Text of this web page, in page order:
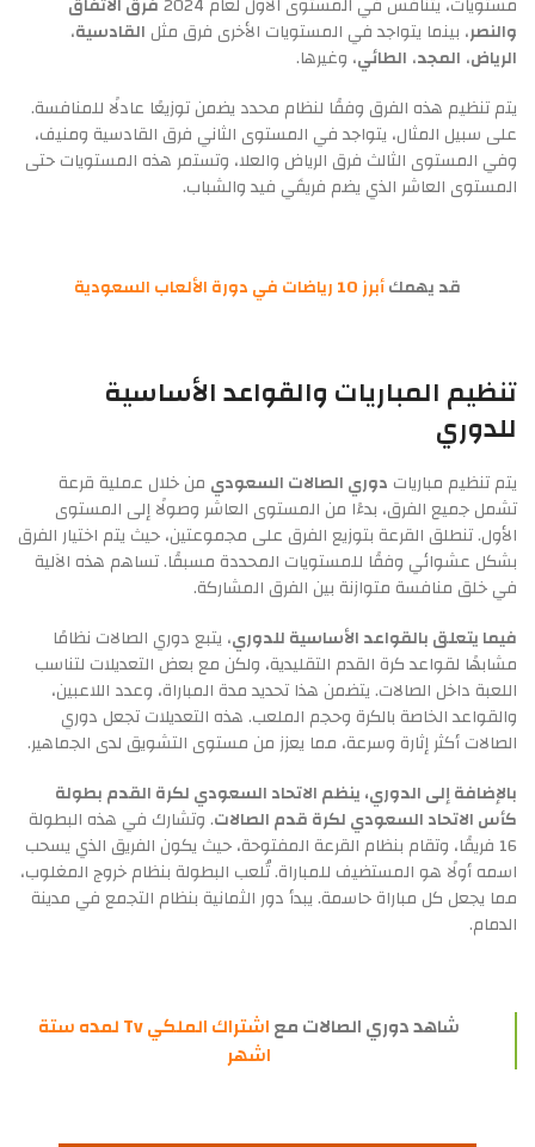
والنصر، بينما يتواجد في المستويات الأخرى فرق مثل القادسية،
الرياض، المجد، الطائي، وغيرها.
يتم تنظيم هذه الفرق وفقًا لنظام محدد يضمن توزيعًا عادلًا للمنافسة.
على سبيل المثال، يتواجد في المستوى الثاني فرق القادسية ومنيف،
وفي المستوى الثالث فرق الرياض والعلا، وتستمر هذه المستويات حتى
المستوى العاشر الذي يضم فريقَي فيد والشباب.
قد يهمكأبرز 10 رياضات في دورة الألعاب السعودية
تنظيم المباريات والقواعد الأساسية
للدوري
يتم تنظيم مباريات دوري الصالات السعودي من خلال عملية قرعة
تشمل جميع الفرق، بدءًا من المستوى العاشر وصولًا إلى المستوى
الأول. تنطلق القرعة بتوزيع الفرق على مجموعتين، حيث يتم اختيار الفرق
بشكل عشوائي وفقًا للمستويات المحددة مسبقًا. تساهم هذه الآلية
في خلق منافسة متوازنة بين الفرق المشاركة.
فيما يتعلق بالقواعد الأساسية للدوري، يتبع دوري الصالات نظامًا
مشابهًا لقواعد كرة القدم التقليدية، ولكن مع بعض التعديلات لتناسب
اللعبة داخل الصالات. يتضمن هذا تحديد مدة المباراة، وعدد اللاعبين،
والقواعد الخاصة بالكرة وحجم الملعب. هذه التعديلات تجعل دوري
الصالات أكثر إثارة وسرعة، مما يعزز من مستوى التشويق لدى الجماهير.
بالإضافة إلى الدوري، ينظم الاتحاد السعودي لكرة القدم بطولة
كأس الاتحاد السعودي لكرة قدم الصالات. وتشارك في هذه البطولة
16 فريقًا، وتقام بنظام القرعة المفتوحة، حيث يكون الفريق الذي يسحب
اسمه أولًا هو المستضيف للمباراة. تُلعب البطولة بنظام خروج المغلوب،
مما يجعل كل مباراة حاسمة. يبدأ دور الثمانية بنظام التجمع في مدينة
الدمام.
شاهد دوري الصالات مع
اشتراك الملكي Tv لمده ستة
اشهر